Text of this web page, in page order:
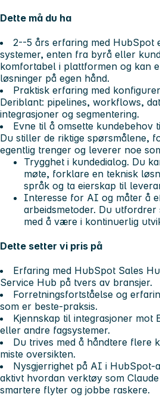
Dette må du ha
2--5 års erfaring med HubSpot
systemer, enten fra byrå eller
komfortabel i plattformen og kan
løsninger på egen hånd.
Praktisk erfaring med
Deriblant: pipelines, workflows,
integrasjoner og segmentering.
Evne til å omsette kundebehov
Du stiller de riktige spørsmålene,
egentlig trenger og leverer noe
Trygghet i kundedialog. Du
møte, forklare en teknisk
språk og ta eierskap til
Interesse for AI og måter å
arbeidsmetoder. Du utfordrer
med å være i kontinuerlig
Dette setter vi pris på
Erfaring med HubSpot Sales
Service Hub på tvers av bransjer.
Forretningsfortståelse og
som er beste-praksis.
Kjennskap til integrasjoner mot
eller andre fagsystemer.
Du trives med å håndtere flere
miste oversikten.
Nysgjerrighet på AI i HubSpot-
aktivt hvordan verktøy som
smartere flyter og jobbe raskere.